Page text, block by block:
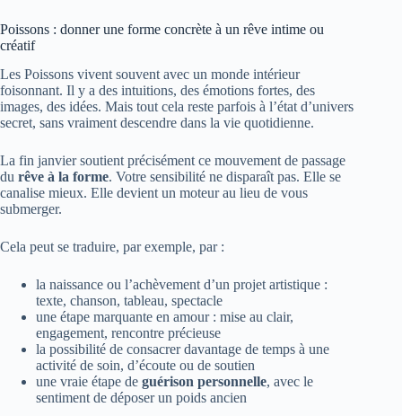
Poissons : donner une forme concrète à un rêve intime ou
créatif
Les Poissons vivent souvent avec un monde intérieur
foisonnant. Il y a des intuitions, des émotions fortes, des
images, des idées. Mais tout cela reste parfois à l’état d’univers
secret, sans vraiment descendre dans la vie quotidienne.
La fin janvier soutient précisément ce mouvement de passage
du rêve à la forme. Votre sensibilité ne disparaît pas. Elle se
canalise mieux. Elle devient un moteur au lieu de vous
submerger.
Cela peut se traduire, par exemple, par :
la naissance ou l’achèvement d’un projet artistique :
texte, chanson, tableau, spectacle
une étape marquante en amour : mise au clair,
engagement, rencontre précieuse
la possibilité de consacrer davantage de temps à une
activité de soin, d’écoute ou de soutien
une vraie étape de guérison personnelle, avec le
sentiment de déposer un poids ancien